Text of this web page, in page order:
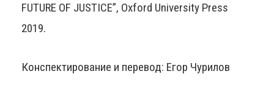
FUTURE OF JUSTICE”, Oxford University Press
2019.
Конспектирование и перевод: Егор Чурилов